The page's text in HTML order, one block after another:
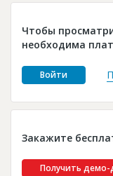
Платные услуги
Пресс-релизы
Чтобы
необходима
Войти
Закажите
Получить демо-